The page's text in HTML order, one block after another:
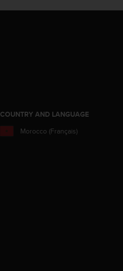
COUNTRY AND LANGUAGE
Morocco (Français)